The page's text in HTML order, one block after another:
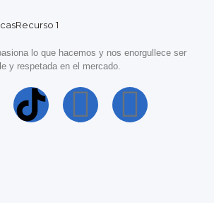
lo que hacemos y nos enorgullece ser
y respetada en el mercado.